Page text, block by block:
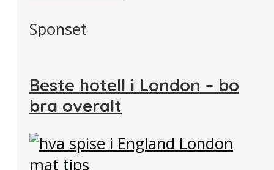
Sponset
Beste hotell i London – bo
bra overalt